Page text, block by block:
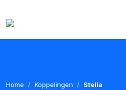
Home Koppelingen Stella